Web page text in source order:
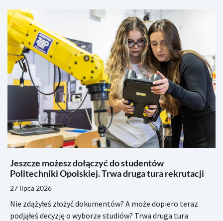
Jeszcze możesz dołączyć do studentów
Politechniki Opolskiej. Trwa druga tura rekrutacji
27 lipca 2026
Nie zdążyłeś złożyć dokumentów? A może dopiero teraz
podjąłeś decyzję o wyborze studiów? Trwa druga tura